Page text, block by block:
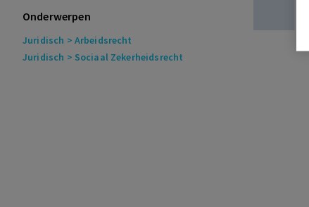
Onderwerpen
Juridisch > Arbeidsrecht
Juridisch > Sociaal Zekerheidsrecht